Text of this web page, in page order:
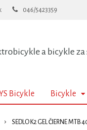
a bicykle za
046/5423359
Bicykle Bicykle
SEDLO K2 GEL ČIERNE MTB